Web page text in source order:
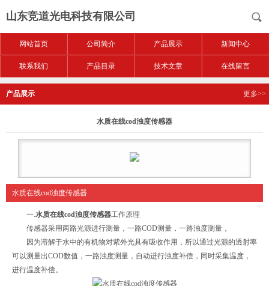
山东竞道光电科技有限公司
网站首页 公司简介 产品展示 新闻中心
联系我们 产品目录 技术文章 在线留言
产品展示 更多>>
水质在线cod浊度传感器
水质在线cod浊度传感器
一. 水质在线cod浊度传感器工作原理
传感器采用两路光源进行测量，一路COD测量，一路浊度测量，
因为溶解于水中的有机物对紫外光具有吸收作用，所以通过光源的透射率
可以测量出COD数值，一路浊度测量，自动进行浊度补偿，同时采集温度，
进行温度补偿。